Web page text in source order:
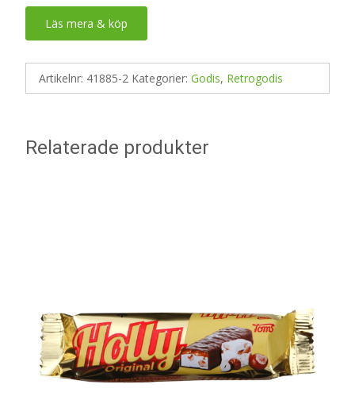
Läs mera & köp
Artikelnr: 41885-2 Kategorier: Godis, Retrogodis
Relaterade produkter